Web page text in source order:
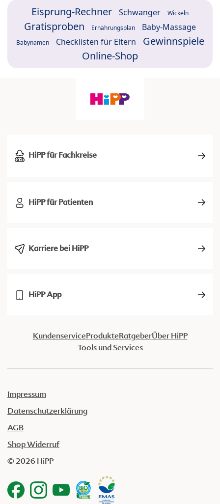
Eisprung-Rechner Schwanger Wickeln
Gratisproben Ernährungsplan Baby-Massage
Babynamen Checklisten für Eltern
Gewinnspiele
Online-Shop
HiPP für Fachkreise
HiPP für Patienten
Karriere bei HiPP
HiPP App
KundenserviceProdukteRatgeberÜber HiPP
Tools und Services
Impressum
Datenschutzerklärung
AGB
Shop Widerruf
© 2026 HiPP